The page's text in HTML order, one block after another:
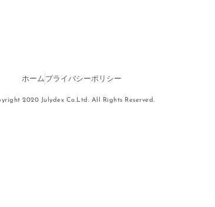
ホーム プライバシーポリシー
2020 Julydex Co.Ltd. All Rights Reserved.